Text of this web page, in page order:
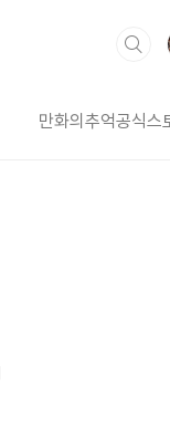
만화의추억공식스